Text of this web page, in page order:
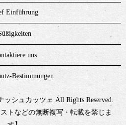
Einführung
uns
Bestimmungen
シュカッツェ All Rights Reserved.
トなどの無断複写・転載を禁じま